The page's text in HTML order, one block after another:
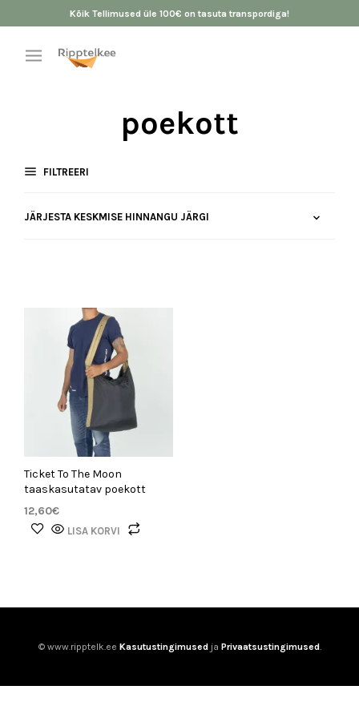
Kõik Tellimused üle 100€ on tasuta transpordiga!
poekott
FILTREERI
Ticket To The Moon
taaskasutatav poekott
12,60€
LISA KORVI
© www.ripptelk.ee Kasutustingimusedja Privaatsustingimused.